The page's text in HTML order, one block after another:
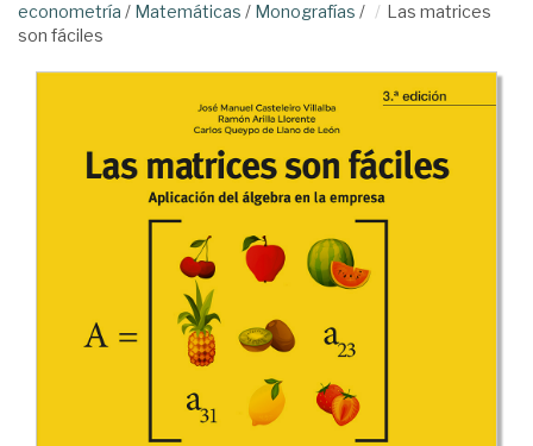
econometría / Matemáticas / Monografías /
Las matrices
son fáciles